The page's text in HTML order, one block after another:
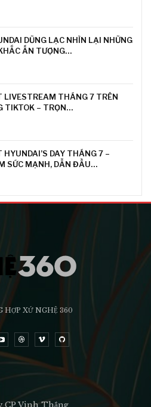
DŨNG LẠC NHÌN LẠI NHỮNG
ẤN TƯỢNG…
LIVESTREAM THÁNG 7 TRÊN
TIKTOK – TRỌN…
HYUNDAI’S DAY THÁNG 7 –
SỨC MẠNH, DẪN ĐẦU…
XỨ NGHỆ 360
CP Vinh Thắng